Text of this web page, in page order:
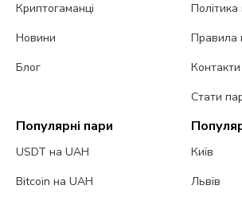
Криптогаманці
Новини
Блог
Політика
Правила
Контакти
Стати
Популярні пари
USDT на UAH
Bitcoin на UAH
Київ
Львів